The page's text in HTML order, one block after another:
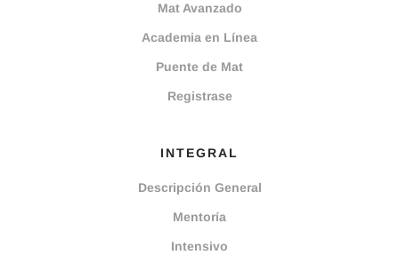
Mat Avanzado
Academia en Línea
Puente de Mat
Registrase
INTEGRAL
Descripción General
Mentoría
Intensivo